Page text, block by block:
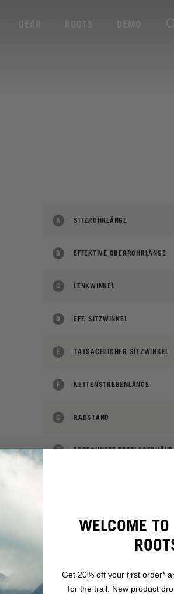
A SITZROHRLÄNGE
B EFFEKTIVE OBERROHRLÄNGE
C LENKWINKEL
D EFF. SITZWINKEL
E TATSÄCHLICHER SITZWINKEL
F KETTENSTREBENLÄNGE
G RADSTAND
H ERRECHNETE TRETLAGERHÖHE
GABELACHSE ZU KRONE
GABEL-OFFSET
WELCOME
Get 20% off your first order*
for the trail. New product